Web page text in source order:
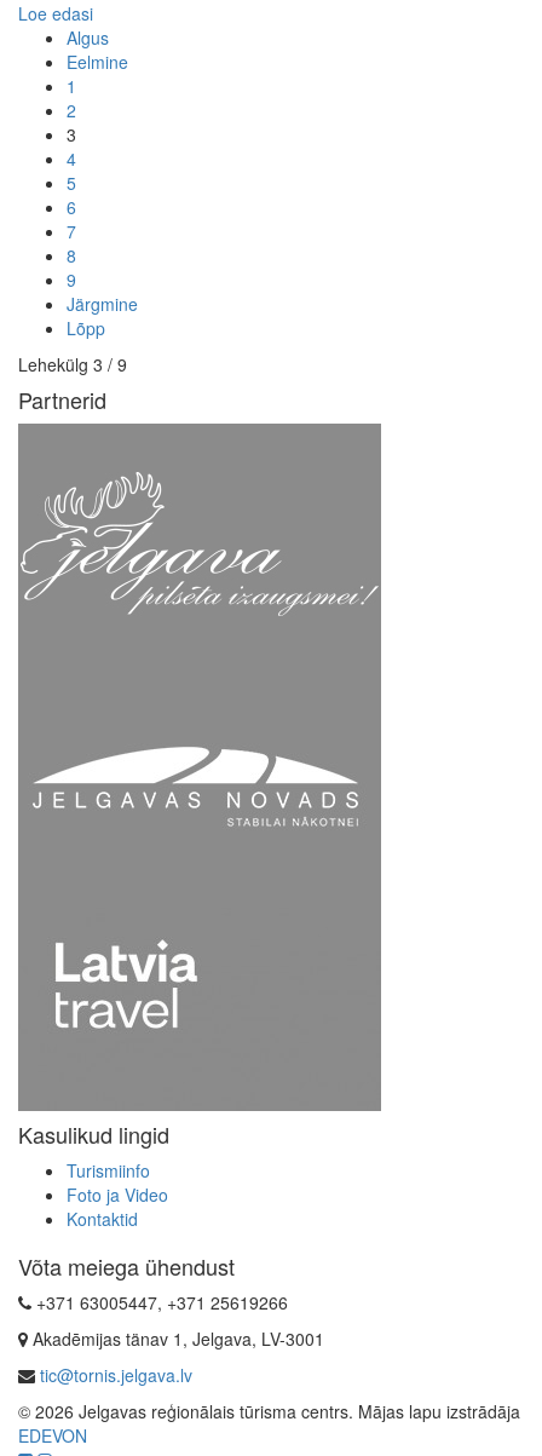
Loe edasi
Algus
Eelmine
1
2
3
4
5
6
7
8
9
Järgmine
Lõpp
Lehekülg 3 / 9
Partnerid
Kasulikud lingid
Turismiinfo
Foto ja Video
Kontaktid
Võta meiega ühendust
+371 63005447, +371 25619266
Akadēmijas tänav 1, Jelgava, LV-3001
tic@tornis.jelgava.lv
© 2026 Jelgavas reģionālais tūrisma centrs. Mājas lapu izstrādāja
EDEVON